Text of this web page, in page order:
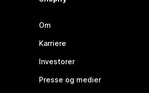
Om
Karriere
Investorer
Presse og medier